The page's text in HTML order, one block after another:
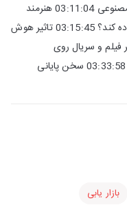
آرتیست 03:09:49 تاثیر آرتیسیت و هوش مصنوعی 03:11:04 هنرمند
چطور از هوش مصنوعی به عنوان اهرم استفاده کند؟ 03:15:45 تاثیر هوش
کار عمیق 03:27:37 تاثیر فیلم و سریال روی
بازار یابی